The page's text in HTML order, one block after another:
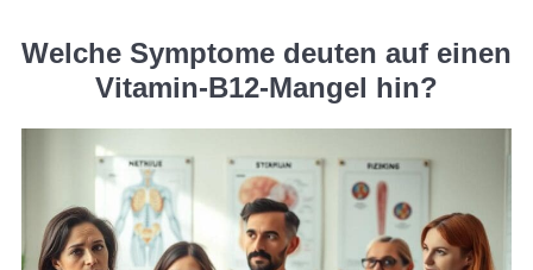
Welche Symptome deuten auf einen
Vitamin-B12-Mangel hin?